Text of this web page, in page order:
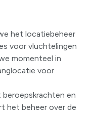
het locatiebeheer
voor vluchtelingen
momenteel in
voor
en
het beheer over de